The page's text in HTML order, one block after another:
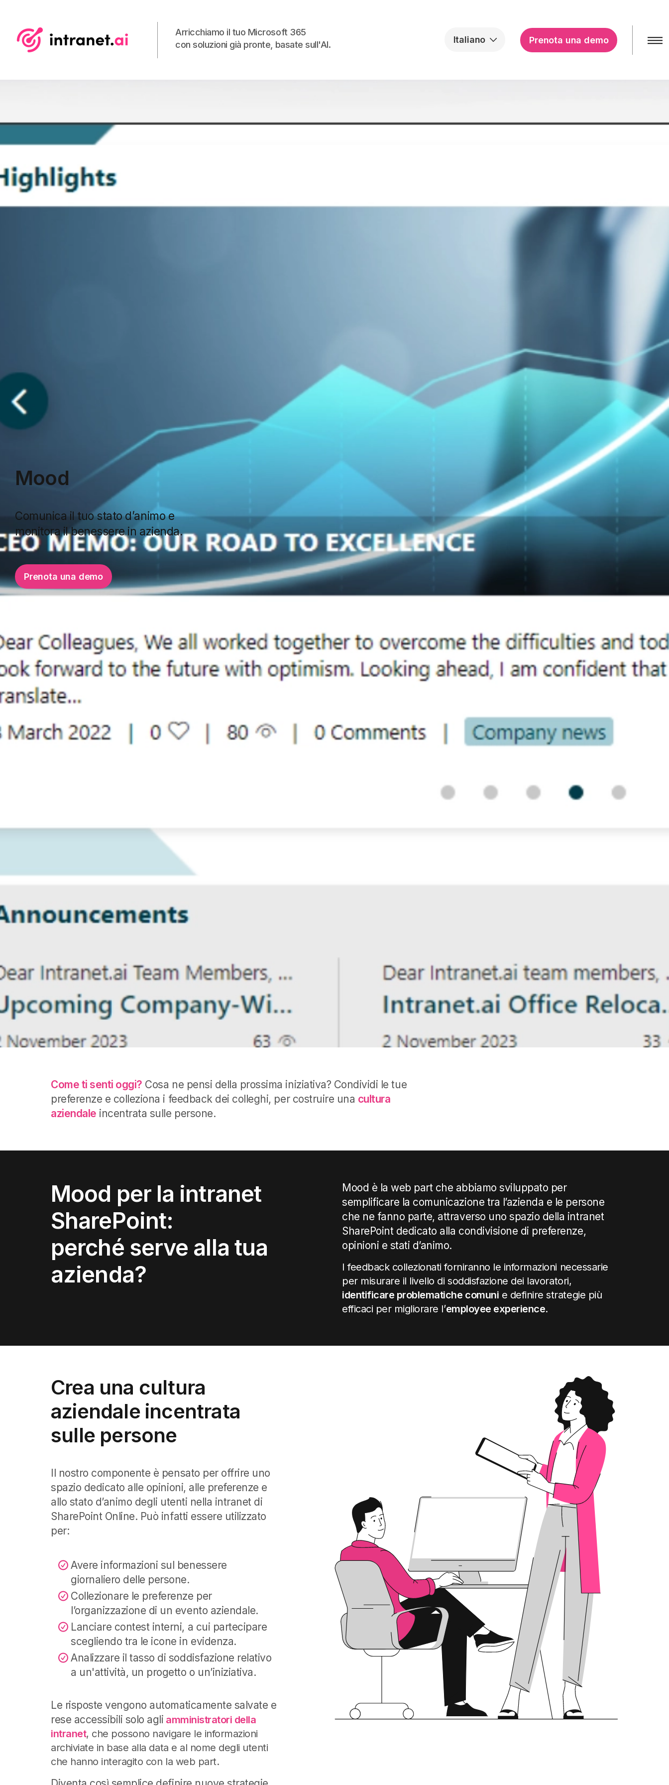
Arricchiamo il tuo Microsoft 365
con soluzioni già pronte, basate sull'AI.
Italiano Prenota una demo
Mood
Comunica il tuo stato d’animo e
monitora il benessere in azienda.
Prenota una demo
Come ti senti oggi? Cosa ne pensi della prossima iniziativa? Condividi le tue
preferenze e colleziona i feedback dei colleghi, per costruire una cultura
aziendale incentrata sulle persone.
Mood per la intranet
SharePoint:
perché serve alla tua
azienda?
Mood è la web part che abbiamo sviluppato per
semplificare la comunicazione tra l’azienda e le persone
che ne fanno parte, attraverso uno spazio della intranet
SharePoint dedicato alla condivisione di preferenze,
opinioni e stati d’animo.
I feedback collezionati forniranno le informazioni necessarie
per misurare il livello di soddisfazione dei lavoratori,
identificare problematiche comuni e definire strategie più
efficaci per migliorare l’employee experience.
Crea una cultura
aziendale incentrata
sulle persone
Il nostro componente è pensato per offrire uno
spazio dedicato alle opinioni, alle preferenze e
allo stato d’animo degli utenti nella intranet di
SharePoint Online. Può infatti essere utilizzato
per:
Avere informazioni sul benessere
giornaliero delle persone.
Collezionare le preferenze per
l’organizzazione di un evento aziendale.
Lanciare contest interni, a cui partecipare
scegliendo tra le icone in evidenza.
Analizzare il tasso di soddisfazione relativo
a un'attività, un progetto o un’iniziativa.
Le risposte vengono automaticamente salvate e
rese accessibili solo agli amministratori della
intranet, che possono navigare le informazioni
archiviate in base alla data e al nome degli utenti
che hanno interagito con la web part.